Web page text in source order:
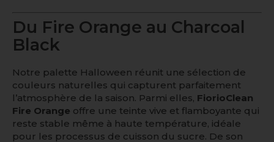
Du Fire Orange au Charcoal
Black
Notre palette Halloween réunit une sélection de
couleurs naturelles qui capturent parfaitement
l’atmosphère de la saison. Parmi elles, FiorioClean
Fire Orange offre une teinte vive et flamboyante qui
reste stable même à haute température, idéale
pour les processus de cuisson du sucre. De son